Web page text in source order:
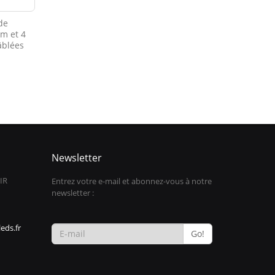
et 4
Newsletter
Entrez votre e-mail et abonnez-vous à notre
newsletter :
Go!